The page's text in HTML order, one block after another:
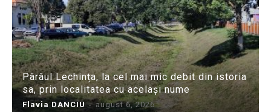
Pârâul Lechința, la cel mai mic debit din istoria
sa, prin localitatea cu același nume
Flavia DANCIU - august 6, 2026